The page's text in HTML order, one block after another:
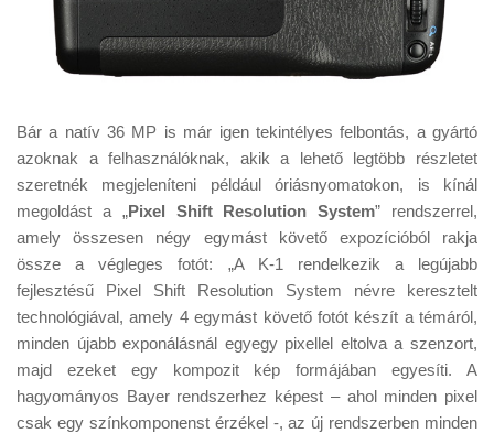
Bár a natív 36 MP is már igen tekintélyes felbontás, a gyártó
azoknak a felhasználóknak, akik a lehető legtöbb részletet
szeretnék megjeleníteni például óriásnyomatokon, is kínál
megoldást a „Pixel Shift Resolution System” rendszerrel,
amely összesen négy egymást követő expozícióból rakja
össze a végleges fotót: „A K-1 rendelkezik a legújabb
fejlesztésű Pixel Shift Resolution System névre keresztelt
technológiával, amely 4 egymást követő fotót készít a témáról,
minden újabb exponálásnál egyegy pixellel eltolva a szenzort,
majd ezeket egy kompozit kép formájában egyesíti. A
hagyományos Bayer rendszerhez képest – ahol minden pixel
csak egy színkomponenst érzékel -, az új rendszerben minden